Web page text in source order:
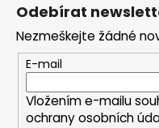
Odebírat
Nezmeškejte žádné
E-mail
Vložením e-mailu
ochrany osobních